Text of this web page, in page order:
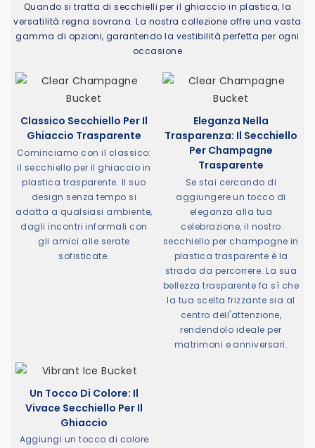
Quando si tratta di secchielli per il ghiaccio in plastica, la
versatilità regna sovrana. La nostra collezione offre una vasta
gamma di opzioni, garantendo la vestibilità perfetta per ogni
occasione
Classico Secchiello Per Il
Ghiaccio Trasparente
Cominciamo con il classico:
il secchiello per il ghiaccio in
plastica trasparente. Il suo
design senza tempo si
adatta a qualsiasi ambiente,
dagli incontri informali con
gli amici alle serate
sofisticate.
Eleganza Nella
Trasparenza: Il Secchiello
Per Champagne
Trasparente
Se stai cercando di
aggiungere un tocco di
eleganza alla tua
celebrazione, il nostro
secchiello per champagne in
plastica trasparente è la
strada da percorrere. La sua
bellezza trasparente fa sì che
la tua scelta frizzante sia al
centro dell'attenzione,
rendendolo ideale per
matrimoni e anniversari.
Un Tocco Di Colore: Il
Vivace Secchiello Per Il
Ghiaccio
Aggiungi un tocco di colore